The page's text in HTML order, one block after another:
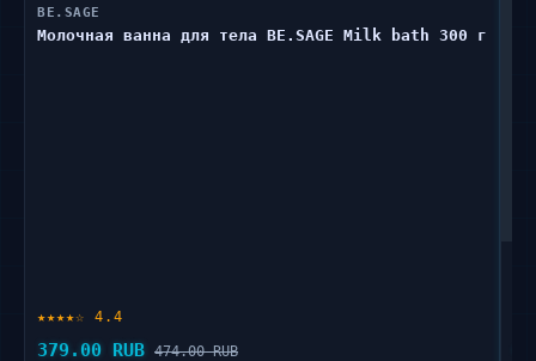
BE.SAGE
Молочная ванна для тела BE.SAGE Milk bath 300 г
★★★★☆ 4.4
379.00 RUB 474.00 RUB